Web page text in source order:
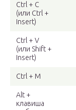
Ctrl + C
(или Ctrl +
Insert)
Ctrl + V
(или Shift +
Insert)
Ctrl + M
Alt +
клавиша